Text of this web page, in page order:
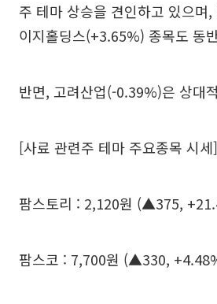
주 테마 상승을 견인하고 있으
이지홀딩스(+3.65%) 종목도 동
반면, 고려산업(-0.39%)은 상대
[사료 관련주 테마 주요종목 시세]
팜스토리 : 2,120원 (▲375,
팜스코 : 7,700원 (▲330,